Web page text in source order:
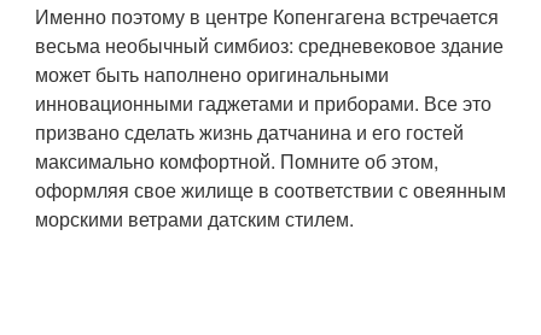
Именно поэтому в центре Копенгагена встречается
весьма необычный симбиоз: средневековое здание
может быть наполнено оригинальными
инновационными гаджетами и приборами. Все это
призвано сделать жизнь датчанина и его гостей
максимально комфортной. Помните об этом,
оформляя свое жилище в соответствии с овеянным
морскими ветрами датским стилем.